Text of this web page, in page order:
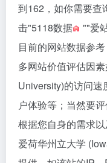
到162，如你需要查
击"5118数据 ""爱
目前的网站数据参
多网站价值评估因
University)的访问
户体验等；当然要
根据您自身的需求
爱荷华州立大学